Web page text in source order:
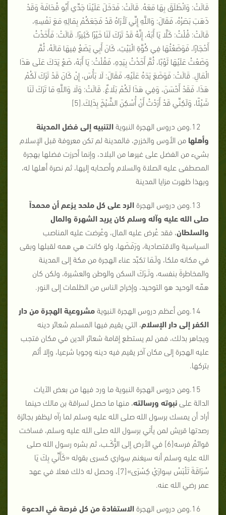
قَالَتْ: وَانْطَلَقَ بِهَا مَعَهُ. قَالَتْ: فَدَخَلَ عَلَيْنَا جَدِّي أَبُو قُحَافَةَ وَقَدْ
ذَهَبَ بَصَرُهُ، فَقَالَ: وَاللَّهِ إِنِّي لَأَرَاهُ قَدْ فَجَعَكُمْ بِمَالِهِ مَعَ نَفْسِهِ،
قَالَتْ: قُلْتُ: كَلَّا يَا أَبَهْ، إِنَّهُ قَدْ تَرَكَ لَنَا خَيْرًا كَثِيرًا. قَالَتْ: فَأَخَذْتُ
أَحْجَارًا، فَوَضَعْتُهَا فِي كُوَّةِ الْبَيْتِ، كَانَ أَبِي يَضَعُ فِيهَا مَالَهُ، ثُمَّ
وَضَعْتُ عَلَيْهَا ثَوْبًا، ثُمَّ أَخَذْتُ بِيَدِهِ، فَقُلْتُ: يَا أَبَهْ، ضَعْ يَدَكَ عَلَى هَذَا
الْمَالِ. قَالَتْ: فَوَضَعَ يَدَهُ عَلَيْهِ، فَقَالَ: لَا بَأْسَ، إِنْ كَانَ قَدْ تَرَكَ لَكُمْ
هَذَا، فَقَدْ أَحْسَنَ، وَفِي هَذَا لَكُمْ بَلَاغٌ. قَالَتْ: وَلَا وَاللَّهِ مَا تَرَكَ لَنَا
شَيْئًا، وَلَكِنِّي قَدْ أَرَدْتُ أَنْ أُسْكِنَ الشَّيْخَ بِذَلِكَ.[5]
12.ومن دروس الهجرة النبوية
التنبيه إلى فضل المدينة
وأهلها من الأوس والخزرج، فالمدينة لم تكن معروفة قبل الإسلام
بشيء من الفضل على غيرها من البلاد، وإنما أحرزت فضلها بهجرة
المصطفى عليه الصلاة والسلام وأصحابه إليها، ثم نصرة أهلها له،
وبهذا ظهرت مزايا المدينة
13.ومن دروس الهجرة
الرد على كل ملحد يزعم أن محمداً
صلى الله عليه وآله وسلم كان يريد الشهرة والمال
والسلطان، فقد عُرض عليه المال، وعُرضت عليه المناصب
السياسية والاقتصادية، ورَفَضَها، ولو كانت هي همه لقبلها وبقى
في مكانه ملكا، ولَـمَا تكبّد عناء الهجرة من مكة إلى المدينة
والمخاطرةَ بنفسه، وتَــرَكَ السكن والوطن والعشيرة، ولكن كان
همّه الوحيد هو التوحيد، وإخراج الناس من الظلمات إلى النور.
14.ومن أعظم دروس الهجرة النبوية
مشروعية الهجرة من دار
الكفر إلى دار الإسلام، التي يقيم فيها المسلم شعائر دينه
ويجاهر بذلك، فمن لم يستطع إقامة شعائر الدين في مكان فتجب
عليه الهجرة إلى مكان آخر يقيم فيه دينه وجوبا شرعيا، وإلا أثم
بتركها.
15.ومن دروس الهجرة النبوية ما ورد فيها من بعض الآيات
الدالة علىنبوته ورسالته، منها ما حصل لسراقة بن مالك حينما
أراد أن يمسك برسول الله صلى الله عليه وسلم لما رآه ليظفر بجائزة
رصدتها قريش لمن يأتي برسول الله صلى الله عليه وسلم، فساخت
قوائمُ فرسه[6] في الأرض إلى الرُّكَــب، ثم بشره رسول الله صلى
الله عليه وسلم أنه سيغنم سِواري كسرى بقوله «كَأَنِّي بِكَ يَا
سُرَاقَةَ تَلْبَسُ سِوارَيْ كِسْرَى»[7]، وحصل له ذلك فعلا في عهد
عمر رضي الله عنه.
16.ومن دروس الهجرة
الاستفادة من كل فرصة في الدعوة